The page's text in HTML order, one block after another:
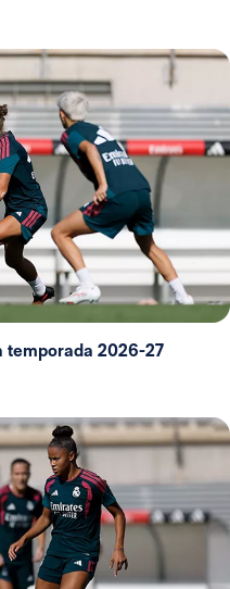
temporada 2026-27